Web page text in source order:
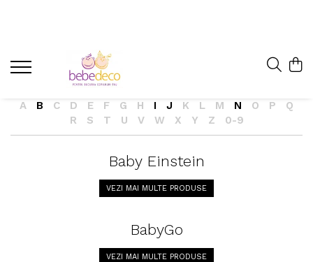
A B C D E F G H I J K L M N O P
Q
R
S T U V W X Y Z 0-9
Baby Einstein
VEZI MAI MULTE PRODUSE
BabyGo
VEZI MAI MULTE PRODUSE